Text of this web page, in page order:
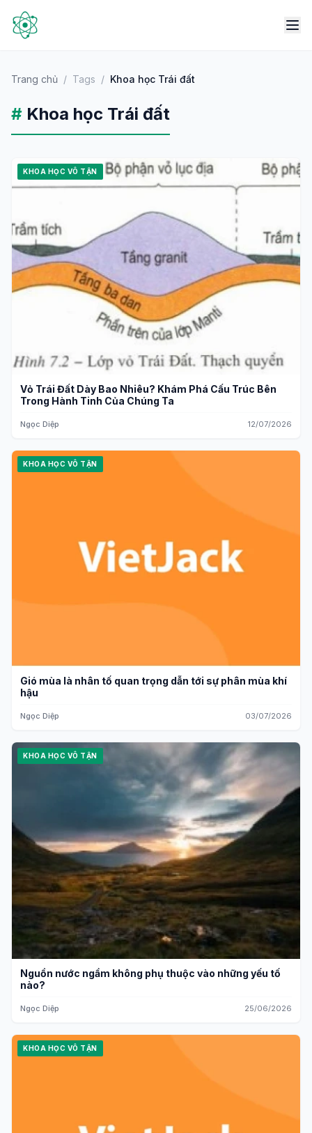
Trang chủ / Tags / Khoa học Trái đất
# Khoa học Trái đất
KHOA HỌC VÔ TẬN
Vỏ Trái Đất Dày Bao Nhiêu? Khám Phá Cấu Trúc Bên
Trong Hành Tinh Của Chúng Ta
Ngọc Diệp 12/07/2026
KHOA HỌC VÔ TẬN
Gió mùa là nhân tố quan trọng dẫn tới sự phân mùa khí
hậu
Ngọc Diệp 03/07/2026
KHOA HỌC VÔ TẬN
Nguồn nước ngầm không phụ thuộc vào những yếu tố
nào?
Ngọc Diệp 25/06/2026
KHOA HỌC VÔ TẬN